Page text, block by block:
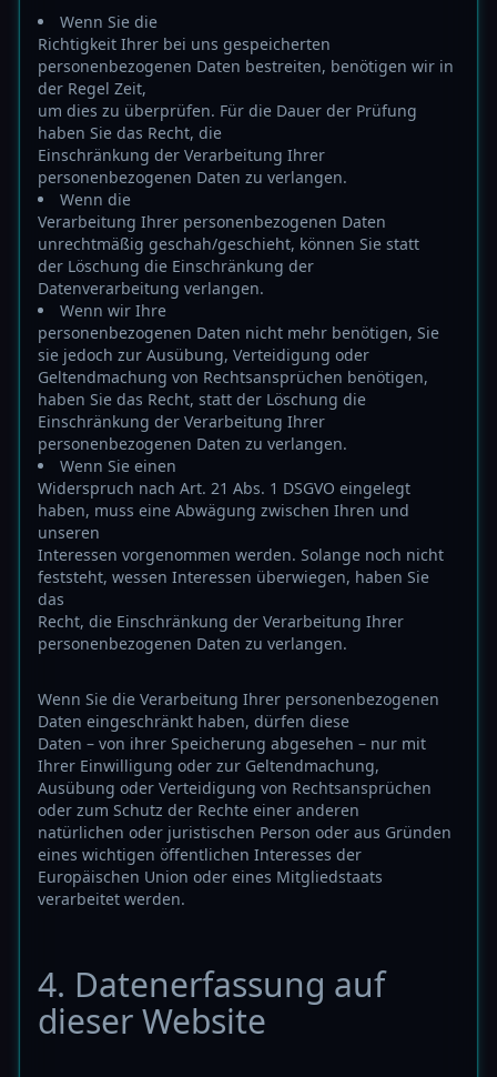
Wenn Sie die
Richtigkeit Ihrer bei uns gespeicherten
personenbezogenen Daten bestreiten, benötigen wir in
der Regel Zeit,
um dies zu überprüfen. Für die Dauer der Prüfung
haben Sie das Recht, die
Einschränkung der Verarbeitung Ihrer
personenbezogenen Daten zu verlangen.
Wenn die
Verarbeitung Ihrer personenbezogenen Daten
unrechtmäßig geschah/geschieht, können Sie statt
der Löschung die Einschränkung der
Datenverarbeitung verlangen.
Wenn wir Ihre
personenbezogenen Daten nicht mehr benötigen, Sie
sie jedoch zur Ausübung, Verteidigung oder
Geltendmachung von Rechtsansprüchen benötigen,
haben Sie das Recht, statt der Löschung die
Einschränkung der Verarbeitung Ihrer
personenbezogenen Daten zu verlangen.
Wenn Sie einen
Widerspruch nach Art. 21 Abs. 1 DSGVO eingelegt
haben, muss eine Abwägung zwischen Ihren und
unseren
Interessen vorgenommen werden. Solange noch nicht
feststeht, wessen Interessen überwiegen, haben Sie
das
Recht, die Einschränkung der Verarbeitung Ihrer
personenbezogenen Daten zu verlangen.
Wenn Sie die Verarbeitung Ihrer personenbezogenen
Daten eingeschränkt haben, dürfen diese
Daten – von ihrer Speicherung abgesehen – nur mit
Ihrer Einwilligung oder zur Geltendmachung,
Ausübung oder Verteidigung von Rechtsansprüchen
oder zum Schutz der Rechte einer anderen
natürlichen oder juristischen Person oder aus Gründen
eines wichtigen öffentlichen Interesses der
Europäischen Union oder eines Mitgliedstaats
verarbeitet werden.
4. Datenerfassung auf
dieser Website